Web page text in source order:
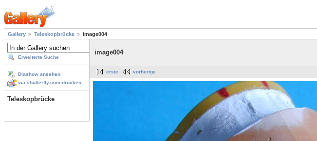
Gallery Teleskopbrücke image004
Erweiterte Suche
Diashow ansehen
via shutterfly.com drucken
Teleskopbrücke
image004
erste vorherige